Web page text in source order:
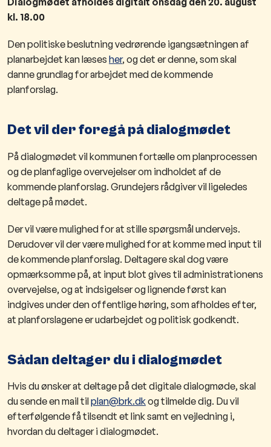
kl. 18.00
Den politiske beslutning vedrørende igangsætningen af
planarbejdet kan læses her, og det er denne, som skal
danne grundlag for arbejdet med de kommende
planforslag.
Det vil der foregå på dialogmødet
På dialogmødet vil kommunen fortælle om planprocessen
og de planfaglige overvejelser om indholdet af de
kommende planforslag. Grundejers rådgiver vil ligeledes
deltage på mødet.
Der vil være mulighed for at stille spørgsmål undervejs.
Derudover vil der være mulighed for at komme med input til
de kommende planforslag. Deltagere skal dog være
opmærksomme på, at input blot gives til administrationens
overvejelse, og at indsigelser og lignende først kan
indgives under den offentlige høring, som afholdes efter,
at planforslagene er udarbejdet og politisk godkendt.
Sådan deltager du i dialogmødet
Hvis du ønsker at deltage på det digitale dialogmøde, skal
du sende en mail tilplan@brk.dkog tilmelde dig. Du vil
efterfølgende få tilsendt et link samt en vejledning i,
hvordan du deltager i dialogmødet.